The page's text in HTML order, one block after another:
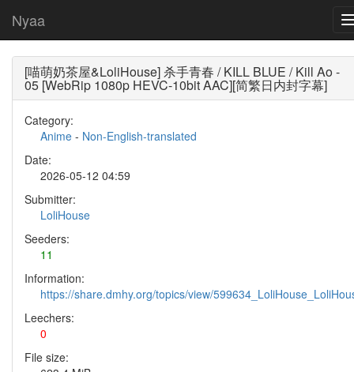
Nyaa
[喵萌奶茶屋&LoliHouse] 杀手青春 / KILL BLUE / Kill Ao -
05 [WebRip 1080p HEVC-10bit AAC][简繁日内封字幕]
Category:
Anime - Non-English-translated
Date:
2026-05-12 04:59
Submitter:
LoliHouse
Seeders:
11
Information:
https://share.dmhy.org/topics/view/
Leechers:
0
File size: